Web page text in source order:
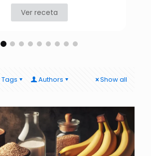
Ver receta
Tags Authors Show all